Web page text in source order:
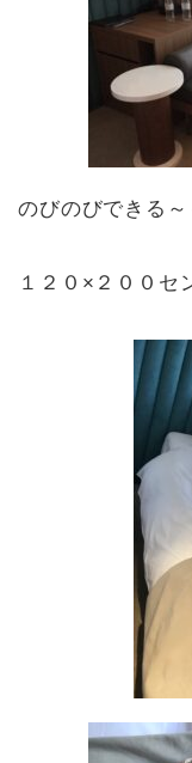
のびのびできる～
１２０×２００セ